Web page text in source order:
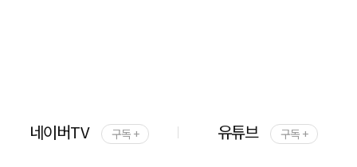
네이버TV 구독 + 유튜브 구독 +